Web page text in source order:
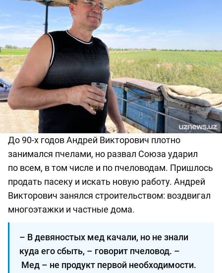
До 90-х годов Андрей Викторович плотно
занимался пчелами, но развал Союза ударил
по всем, в том числе и по пчеловодам. Пришлось
продать пасеку и искать новую работу. Андрей
Викторович занялся строительством: воздвигал
многоэтажки и частные дома.
– В девяностых мед качали, но не знали
куда его сбыть, ­– говорит пчеловод. –
Мед – не продукт первой необходимости.